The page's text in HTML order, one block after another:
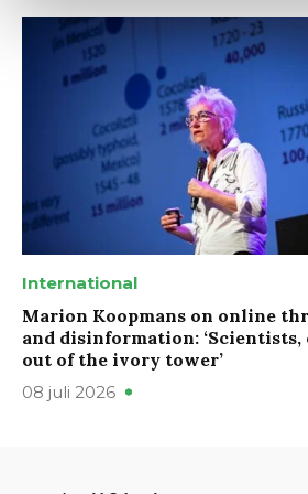
International
Marion Koopmans on online
and disinformation: ‘Scientists,
out of the ivory tower’
08 juli 2026